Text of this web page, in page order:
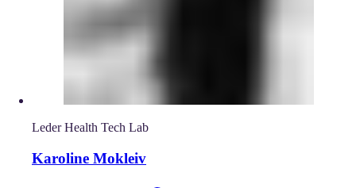
Leder Health Tech Lab
Karoline Mokleiv